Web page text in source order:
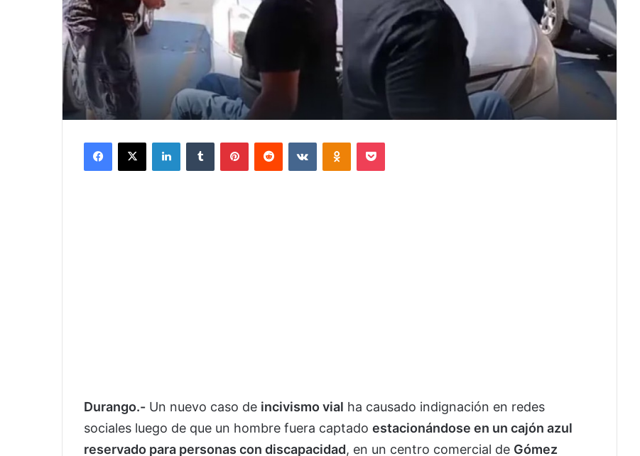
Facebook
X LinkedInTumblr PinterestReddit VKontakteOdnoklassniki
Pocket
Durango.- Un nuevo caso de incivismo vial ha causado indignación en redes
sociales luego de que un hombre fuera captado estacionándose en un cajón azul
reservado para personas con discapacidad, en un centro comercial de Gómez